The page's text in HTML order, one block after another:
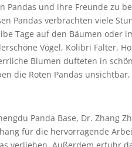
Pandas und ihre Freunde zu
Pandas verbrachten viele
Tage auf den Bäumen oder
Vögel, Kolibri Falter,
Blumen dufteten in
die Roten Pandas
Panda Base, Dr. Zhang
für die hervorragende